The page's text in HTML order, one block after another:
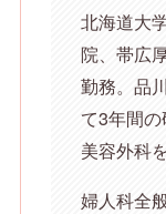
北海道大
院、帯広
勤務。品
て3年間
美容外科
婦人科全